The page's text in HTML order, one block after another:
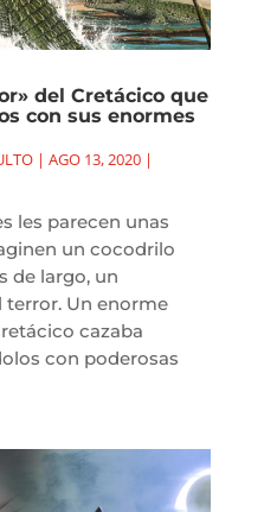
del Cretácico que
con sus enormes
| AGO 13, 2020|
les parecen unas
un cocodrilo
de largo, un
terror. Un enorme
cazaba
con poderosas